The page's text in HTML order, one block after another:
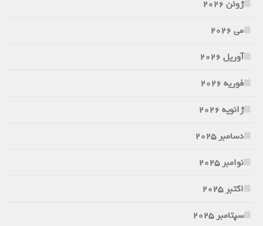
ژوئن 2026
می 2026
آوریل 2026
فوریه 2026
ژانویه 2026
دسامبر 2025
نوامبر 2025
اکتبر 2025
سپتامبر 2025